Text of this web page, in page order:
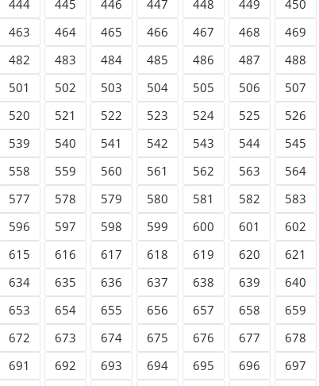
444 445 446 447 448 449 450
463 464 465 466 467 468 469
482 483 484 485 486 487 488
501 502 503 504 505 506 507
520 521 522 523 524 525 526
539 540 541 542 543 544 545
558 559 560 561 562 563 564
577 578 579 580 581 582 583
596 597 598 599 600 601 602
615 616 617 618 619 620 621
634 635 636 637 638 639 640
653 654 655 656 657 658 659
672 673 674 675 676 677 678
691 692 693 694 695 696 697